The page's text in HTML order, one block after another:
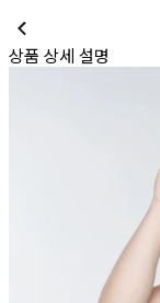
상품 상세 설명